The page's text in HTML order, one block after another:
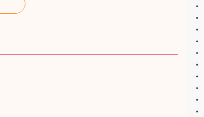
•
•
•
•
•
•
•
•
•
•